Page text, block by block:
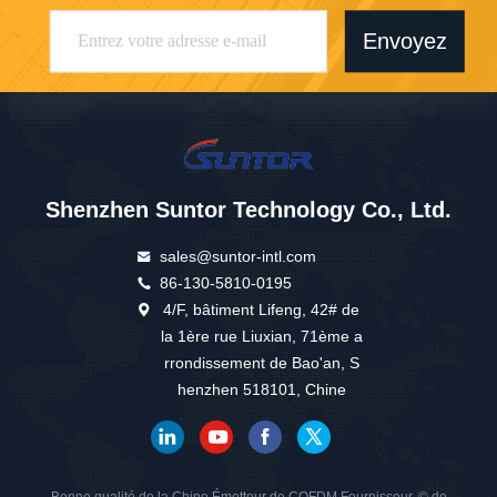
Envoyez
Shenzhen Suntor Technology Co., Ltd.
sales@suntor-intl.com
86-130-5810-0195
4/F, bâtiment Lifeng, 42# de
la 1ère rue Liuxian, 71ème a
rrondissement de Bao'an, S
henzhen 518101, Chine